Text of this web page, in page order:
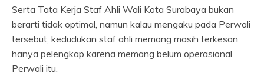
Serta Tata Kerja Staf Ahli Wali Kota Surabaya bukan
berarti tidak optimal, namun kalau mengaku pada Perwali
tersebut, kedudukan staf ahli memang masih terkesan
hanya pelengkap karena memang belum operasional
Perwali itu.